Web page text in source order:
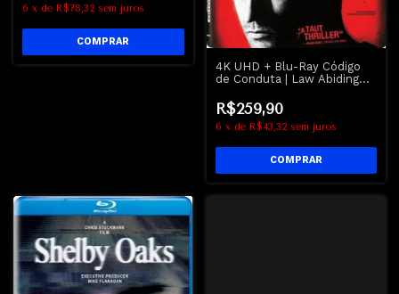
6 x de R$78,32 sem juros
4K UHD + Blu-Ray Código
de Conduta | Law Abiding
Gerard Butler
R$259,90
6 x de R$43,32 sem juros